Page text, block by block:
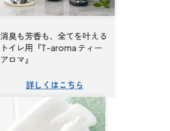
消臭も芳香も、全てを叶える
トイレ用『T-aroma ティー
アロマ』